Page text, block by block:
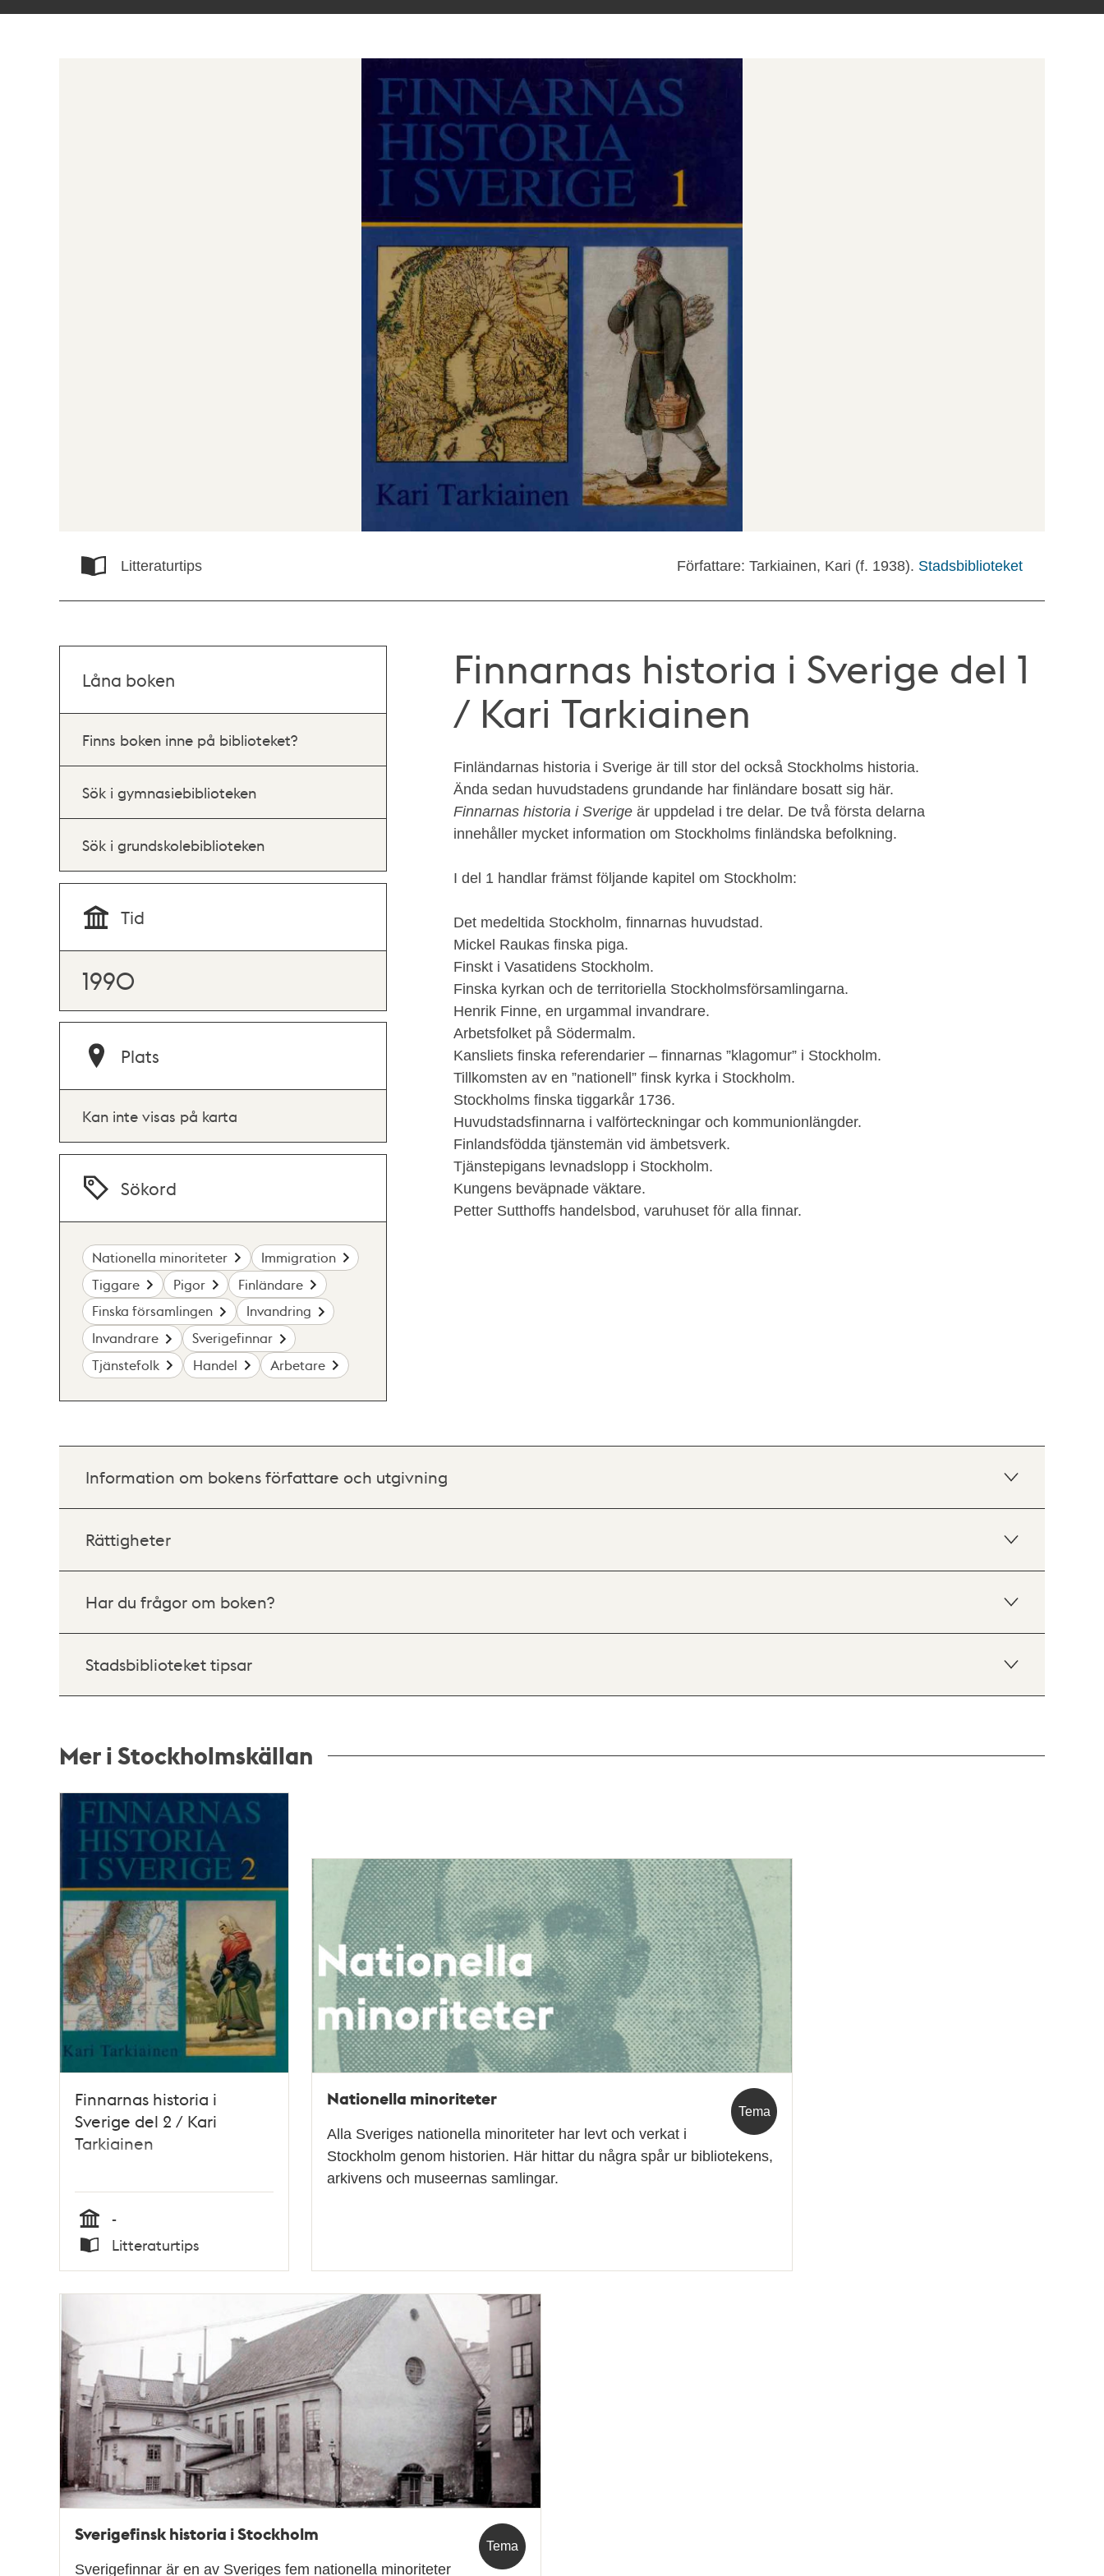
Litteraturtips Författare: Tarkiainen, Kari (f. 1938). Stadsbiblioteket
Finnarnas historia i Sverige del 1
/ Kari Tarkiainen
Finländarnas historia i Sverige är till stor del också Stockholms historia.
Ända sedan huvudstadens grundande har finländare bosatt sig här.
Finnarnas historia i Sverige är uppdelad i tre delar. De två första delarna
innehåller mycket information om Stockholms finländska befolkning.
I del 1 handlar främst följande kapitel om Stockholm:
Det medeltida Stockholm, finnarnas huvudstad.
Mickel Raukas finska piga.
Finskt i Vasatidens Stockholm.
Finska kyrkan och de territoriella Stockholmsförsamlingarna.
Henrik Finne, en urgammal invandrare.
Arbetsfolket på Södermalm.
Kansliets finska referendarier – finnarnas ”klagomur” i Stockholm.
Tillkomsten av en ”nationell” finsk kyrka i Stockholm.
Stockholms finska tiggarkår 1736.
Huvudstadsfinnarna i valförteckningar och kommunionlängder.
Finlandsfödda tjänstemän vid ämbetsverk.
Tjänstepigans levnadslopp i Stockholm.
Kungens beväpnade väktare.
Petter Sutthoffs handelsbod, varuhuset för alla finnar.
Låna boken
Finns boken inne på biblioteket?
Sök i gymnasiebiblioteken
Sök i grundskolebiblioteken
Tid
1990
Plats
Kan inte visas på karta
Sökord
Nationella minoriteter
Immigration
Tiggare
Pigor
Finländare
Finska församlingen
Invandring
Invandrare
Sverigefinnar
Tjänstefolk
Handel Arbetare
Information om bokens författare och utgivning
Rättigheter
Har du frågor om boken?
Stadsbiblioteket tipsar
Mer i Stockholmskällan
Relaterade
poster
Finnarnas historia i
Sverige del 2 / Kari
Tarkiainen
Tid
-
Typ
Litteraturtips
Tema
Nationella minoriteter
Alla Sveriges nationella minoriteter har levt och verkat i
Stockholm genom historien. Här hittar du några spår ur bibliotekens,
arkivens och museernas samlingar.
Tema
Sverigefinsk historia i Stockholm
Sverigefinnar är en av Sveriges fem nationella minoriteter